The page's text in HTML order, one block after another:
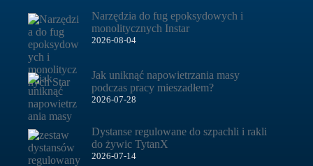
Narzędzia do fug epoksydowych i
monolitycznych Instar
2026-08-04
Jak uniknąć napowietrzania masy
podczas pracy mieszadłem?
2026-07-28
Dystanse regulowane do szpachli i rakli
do żywic TytanX
2026-07-14